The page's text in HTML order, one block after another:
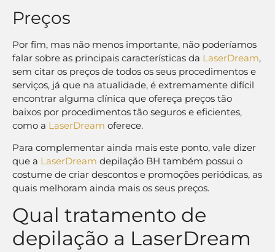
Preços
Por fim, mas não menos importante, não poderíamos
falar sobre as principais características da LaserDream,
sem citar os preços de todos os seus procedimentos e
serviços, já que na atualidade, é extremamente difícil
encontrar alguma clínica que ofereça preços tão
baixos por procedimentos tão seguros e eficientes,
como a LaserDream oferece.
Para complementar ainda mais este ponto, vale dizer
que a LaserDream depilação BH também possui o
costume de criar descontos e promoções periódicas, as
quais melhoram ainda mais os seus preços.
Qual tratamento de
depilação a LaserDream